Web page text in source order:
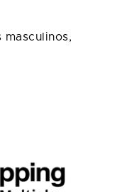
masculinos,